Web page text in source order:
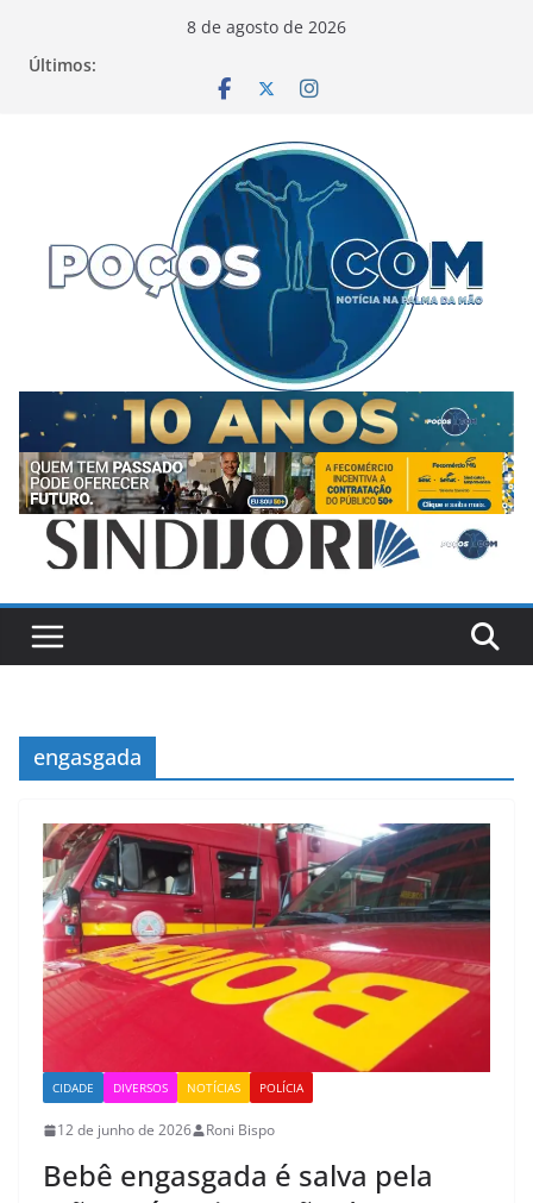
8 de agosto de 2026
Últimos:
engasgada
CIDADE DIVERSOS NOTÍCIAS POLÍCIA
12 de junho de 2026 Roni Bispo
Bebê engasgada é salva pela